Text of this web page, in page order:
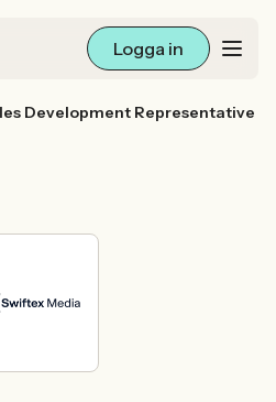
Logga in
Development Representative